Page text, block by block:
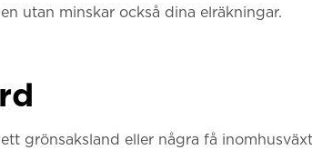
utan minskar också dina elräkningar.
grönsaksland eller några få